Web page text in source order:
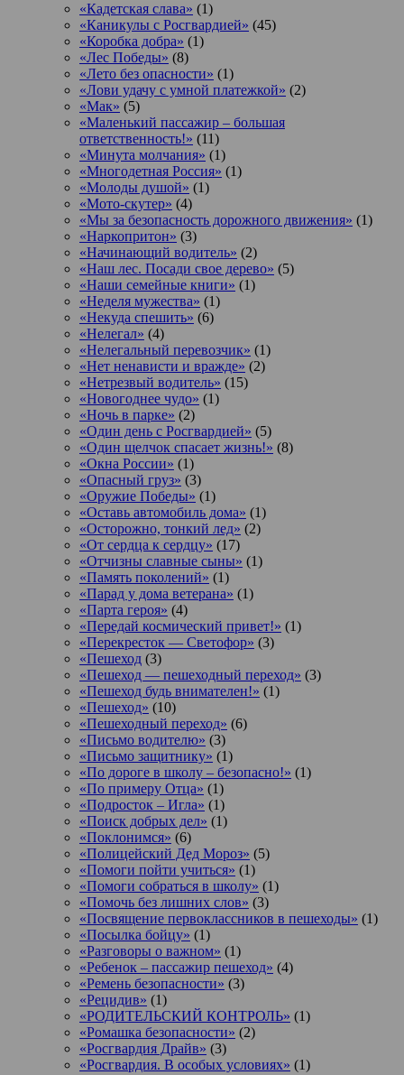
«Кадетская слава» (1)
«Каникулы с Росгвардией» (45)
«Коробка добра» (1)
«Лес Победы» (8)
«Лето без опасности» (1)
«Лови удачу с умной платежкой» (2)
«Мак» (5)
«Маленький пассажир – большая
ответственность!» (11)
«Минута молчания» (1)
«Многодетная Россия» (1)
«Молоды душой» (1)
«Мото-скутер» (4)
«Мы за безопасность дорожного движения» (1)
«Наркопритон» (3)
«Начинающий водитель» (2)
«Наш лес. Посади свое дерево» (5)
«Наши семейные книги» (1)
«Неделя мужества» (1)
«Некуда спешить» (6)
«Нелегал» (4)
«Нелегальный перевозчик» (1)
«Нет ненависти и вражде» (2)
«Нетрезвый водитель» (15)
«Новогоднее чудо» (1)
«Ночь в парке» (2)
«Один день с Росгвардией» (5)
«Один щелчок спасает жизнь!» (8)
«Окна России» (1)
«Опасный груз» (3)
«Оружие Победы» (1)
«Оставь автомобиль дома» (1)
«Осторожно, тонкий лед» (2)
«От сердца к сердцу» (17)
«Отчизны славные сыны» (1)
«Память поколений» (1)
«Парад у дома ветерана» (1)
«Парта героя» (4)
«Передай космический привет!» (1)
«Перекресток — Светофор» (3)
«Пешеход (3)
«Пешеход — пешеходный переход» (3)
«Пешеход будь внимателен!» (1)
«Пешеход» (10)
«Пешеходный переход» (6)
«Письмо водителю» (3)
«Письмо защитнику» (1)
«По дороге в школу – безопасно!» (1)
«По примеру Отца» (1)
«Подросток ‒ Игла» (1)
«Поиск добрых дел» (1)
«Поклонимся» (6)
«Полицейский Дед Мороз» (5)
«Помоги пойти учиться» (1)
«Помоги собраться в школу» (1)
«Помочь без лишних слов» (3)
«Посвящение первоклассников в пешеходы» (1)
«Посылка бойцу» (1)
«Разговоры о важном» (1)
«Ребенок – пассажир пешеход» (4)
«Ремень безопасности» (3)
«Рецидив» (1)
«РОДИТЕЛЬСКИЙ КОНТРОЛЬ» (1)
«Ромашка безопасности» (2)
«Росгвардия Драйв» (3)
«Росгвардия. В особых условиях» (1)